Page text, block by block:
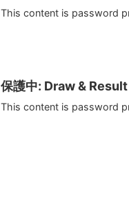
This content is password
保護中: Draw & Result
This content is password